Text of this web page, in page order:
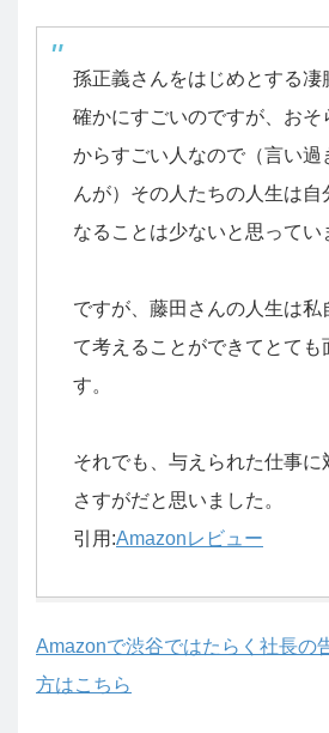
孫正義さんをはじめとする凄
確かにすごいのですが、おそ
からすごい人なので（言い過
んが）その人たちの人生は自
なることは少ないと思ってい
ですが、藤田さんの人生は私
て考えることができてとても
す。
それでも、与えられた仕事に
さすがだと思いました。
引用:Amazonレビュー
Amazonで渋谷ではたらく社長の
方はこちら